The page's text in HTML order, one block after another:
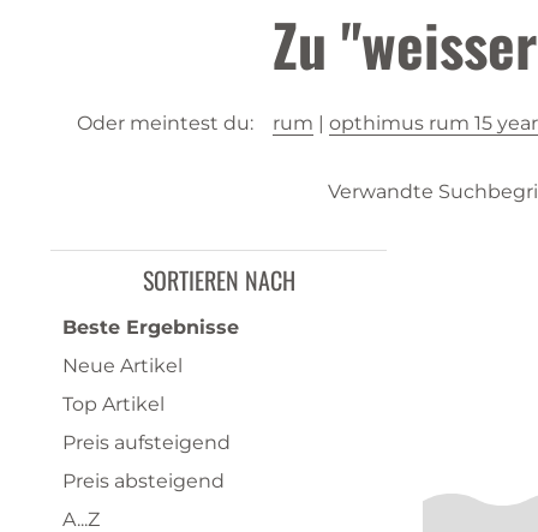
Zu
Oder meintest du: rum | opthimus rum 15
Verwandte
SORTIEREN NACH
Beste Ergebnisse
Neue Artikel
Top Artikel
Preis aufsteigend
Preis absteigend
A...Z